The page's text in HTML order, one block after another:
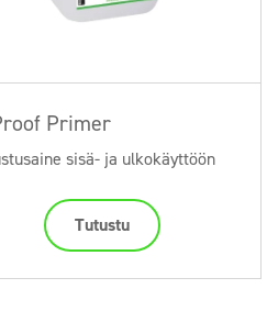
Primer
sisä- ja ulkokäyttöön
Tutustu